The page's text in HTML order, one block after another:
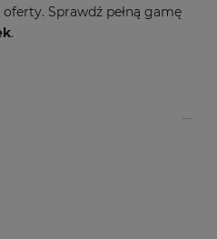
oferty. Sprawdź pełną gamę
.